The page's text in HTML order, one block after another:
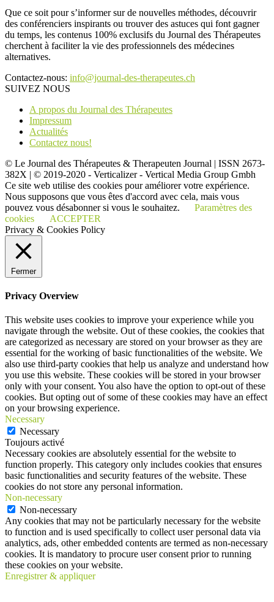
Que ce soit pour s’informer sur de nouvelles méthodes, découvrir
des conférenciers inspirants ou trouver des astuces qui font gagner
du temps, les contenus 100% exclusifs du Journal des Thérapeutes
cherchent à faciliter la vie des professionnels des médecines
alternatives.
Contactez-nous: info@journal-des-therapeutes.ch
SUIVEZ NOUS
A propos du Journal des Thérapeutes
Impressum
Actualités
Contactez nous!
© Le Journal des Thérapeutes & Therapeuten Journal | ISSN 2673-
382X | © 2019-2020 - Verticalizer - Vertical Media Group Gmbh
Ce site web utilise des cookies pour améliorer votre expérience.
Nous supposons que vous êtes d'accord avec cela, mais vous
pouvez vous désabonner si vous le souhaitez.
Paramètres des
cookies
ACCEPTER
Privacy & Cookies Policy
Fermer
Privacy Overview
This website uses cookies to improve your experience while you
navigate through the website. Out of these cookies, the cookies that
are categorized as necessary are stored on your browser as they are
essential for the working of basic functionalities of the website. We
also use third-party cookies that help us analyze and understand how
you use this website. These cookies will be stored in your browser
only with your consent. You also have the option to opt-out of these
cookies. But opting out of some of these cookies may have an effect
on your browsing experience.
Necessary
Necessary
Toujours activé
Necessary cookies are absolutely essential for the website to
function properly. This category only includes cookies that ensures
basic functionalities and security features of the website. These
cookies do not store any personal information.
Non-necessary
Non-necessary
Any cookies that may not be particularly necessary for the website
to function and is used specifically to collect user personal data via
analytics, ads, other embedded contents are termed as non-necessary
cookies. It is mandatory to procure user consent prior to running
these cookies on your website.
Enregistrer & appliquer